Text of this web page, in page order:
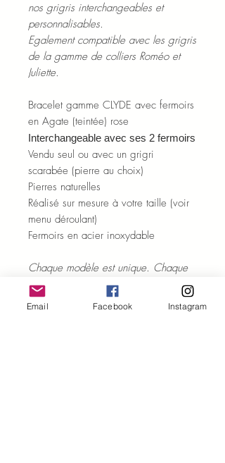
nos grigris interchangeables et
personnalisables.
Egalement compatible avec les grigris
de la gamme de colliers Roméo et
Juliette.
Bracelet gamme CLYDE avec fermoirs
en Agate (teintée) rose
Interchangeable avec ses 2 fermoirs
Vendu seul ou avec un grigri
scarabée (pierre au choix)
Pierres naturelles
Réalisé sur mesure à votre taille (voir
menu déroulant)
Fermoirs en acier inoxydable
Chaque modèle est unique. Chaque
pierre est unique.
Certains détails peuvent varier par
Email Facebook Instagram